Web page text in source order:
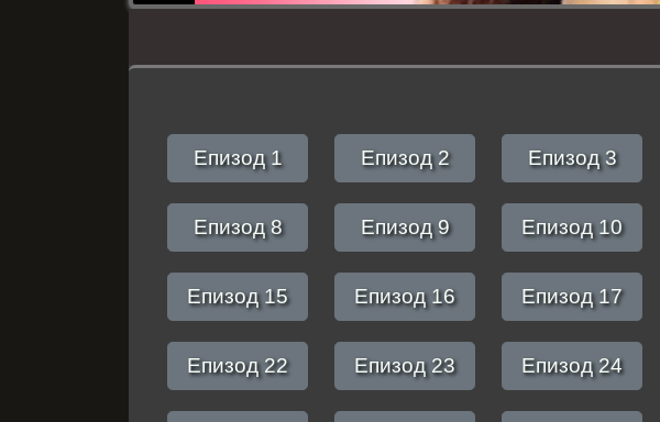
Епизод 1 Епизод 2 Епизод 3
Епизод 8 Епизод 9 Епизод 10
Епизод 15 Епизод 16 Епизод 17
Епизод 22 Епизод 23 Епизод 24